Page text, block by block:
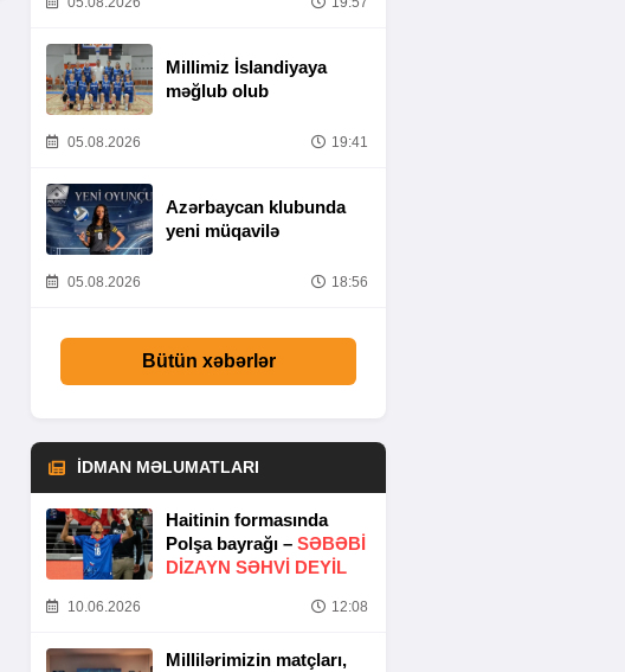
Millimiz İslandiyaya
məğlub olub
05.08.2026 19:41
Azərbaycan klubunda
yeni müqavilə
05.08.2026 18:56
Bütün xəbərlər
İDMAN MƏLUMATLARI
Haitinin formasında
Polşa bayrağı – SƏBƏBI
DIZAYN SƏHVI DEYIL
10.06.2026 12:08
Millilərimizin matçları,